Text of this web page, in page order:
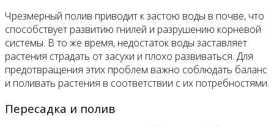
Чрезмерный полив приводит к застою воды в почве, что
способствует развитию гнилей и разрушению корневой
системы. В то же время, недостаток воды заставляет
растения страдать от засухи и плохо развиваться. Для
предотвращения этих проблем важно соблюдать баланс
и поливать растения в соответствии с их потребностями.
Пересадка и полив